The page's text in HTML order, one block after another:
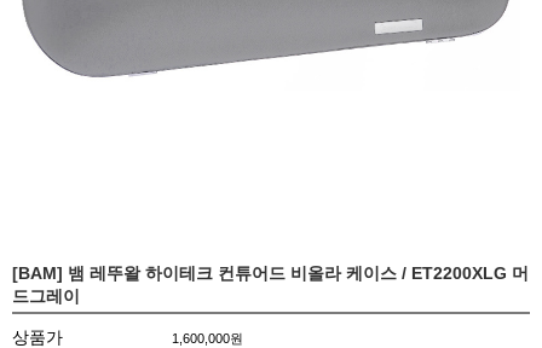
[BAM] 뱀 레뚜왈 하이테크 컨튜어드 비올라 케이스 / ET2200XLG 머
드그레이
상품가 1,600,000원